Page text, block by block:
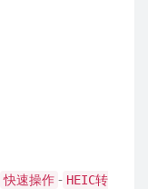
快速操作 - HEIC转